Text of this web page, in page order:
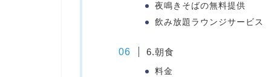
夜鳴きそばの無料提供
飲み放題ラウンジサービス
6.朝食
料金